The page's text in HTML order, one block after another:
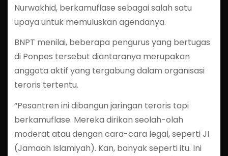
Nurwakhid, berkamuflase sebagai salah satu
upaya untuk memuluskan agendanya.
BNPT menilai, beberapa pengurus yang bertugas
di Ponpes tersebut diantaranya merupakan
anggota aktif yang tergabung dalam organisasi
teroris tertentu.
“Pesantren ini dibangun jaringan teroris tapi
berkamuflase. Mereka dirikan seolah-olah
moderat atau dengan cara-cara legal, seperti JI
(Jamaah Islamiyah). Kan, banyak seperti itu. Ini